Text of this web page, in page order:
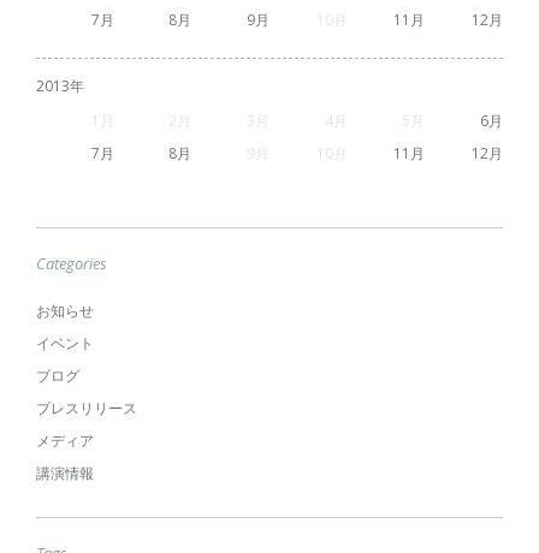
7
8 9 10 11 12
2013
1
2 3 4 5
6
7
8 9 10 11 12
Categories
お知らせ
イベント
ブログ
プレスリリース
メディア
講演情報